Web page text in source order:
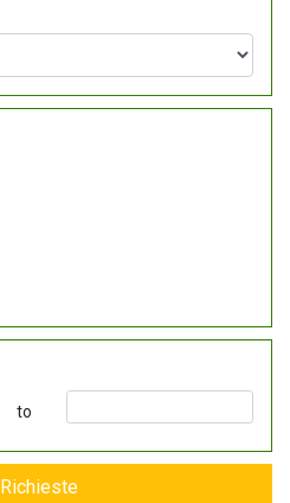
to
Richieste